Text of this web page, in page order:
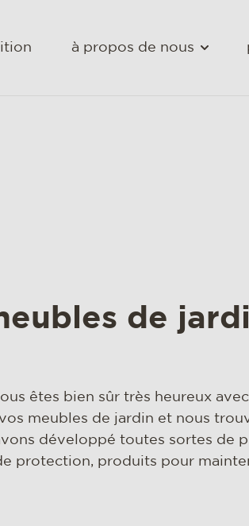
à propos de nous
de
êtes bien sûr très heureux
meubles de jardin et nous
développé toutes sortes de
protection, produits pour